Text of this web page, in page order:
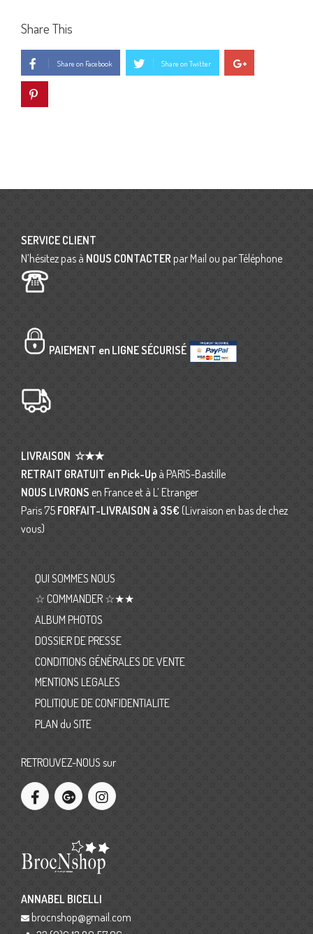
Share This
Share on Facebook Share on Twitter
SERVICE CLIENT
N’hésitez pas à NOUS CONTACTER par Mail ou par Téléphone
PAIEMENT en LIGNE SÉCURISÉ
LIVRAISON ☆★★
RETRAIT GRATUIT en Pick-Up à PARIS-Bastille
NOUS LIVRONS en France et à L’ Etranger
Paris 75 FORFAIT-LIVRAISON à 35€ (Livraison en bas de chez
vous)
QUI SOMMES NOUS
☆ COMMANDER ☆★★
ALBUM PHOTOS
DOSSIER DE PRESSE
CONDITIONS GÉNÉRALES DE VENTE
MENTIONS LEGALES
POLITIQUE DE CONFIDENTIALITE
PLAN du SITE
RETROUVEZ-NOUS sur
ANNABEL BICELLI
brocnshop@gmail.com